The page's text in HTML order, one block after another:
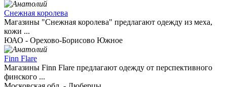
Снежная королева
Магазины "Снежная королева" предлагают одежду из меха,
кожи ...
ЮАО - Орехово-Борисово Южное
Finn Flare
Магазины Finn Flare предлагают одежду от перспективного
финского ...